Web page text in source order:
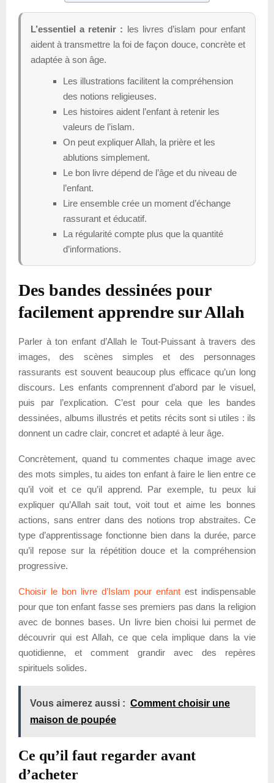
L’essentiel a retenir : les livres d’islam pour enfant
aident à transmettre la foi de façon douce, concrète et
adaptée à son âge.
Les illustrations facilitent la compréhension
des notions religieuses.
Les histoires aident l’enfant à retenir les
valeurs de l’islam.
On peut expliquer Allah, la prière et les
ablutions simplement.
Le bon livre dépend de l’âge et du niveau de
l’enfant.
Lire ensemble crée un moment d’échange
rassurant et éducatif.
La régularité compte plus que la quantité
d’informations.
Des bandes dessinées pour
facilement apprendre sur Allah
Parler à ton enfant d’Allah le Tout-Puissant à travers des
images, des scènes simples et des personnages
rassurants est souvent beaucoup plus efficace qu’un long
discours. Les enfants comprennent d’abord par le visuel,
puis par l’explication. C’est pour cela que les bandes
dessinées, albums illustrés et petits récits sont si utiles : ils
donnent un cadre clair, concret et adapté à leur âge.
Concrètement, quand tu commentes chaque image avec
des mots simples, tu aides ton enfant à faire le lien entre ce
qu’il voit et ce qu’il apprend. Par exemple, tu peux lui
expliquer qu’Allah sait tout, voit tout et aime les bonnes
actions, sans entrer dans des notions trop abstraites. Ce
type d’apprentissage fonctionne bien dans la durée, parce
qu’il repose sur la répétition douce et la compréhension
progressive.
Choisir le bon livre d’Islam pour enfant est indispensable
pour que ton enfant fasse ses premiers pas dans la religion
avec de bonnes bases. Un livre bien choisi lui permet de
découvrir qui est Allah, ce que cela implique dans la vie
quotidienne, et comment grandir avec des repères
spirituels solides.
Vous aimerez aussi : Comment choisir une
maison de poupée
Ce qu’il faut regarder avant
d’acheter